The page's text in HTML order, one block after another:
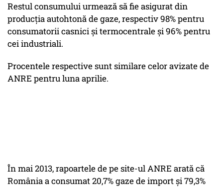
Restul consumului urmează să fie asigurat din
producția autohtonă de gaze, respectiv 98% pentru
consumatorii casnici și termocentrale și 96% pentru
cei industriali.
Procentele respective sunt similare celor avizate de
ANRE pentru luna aprilie.
În mai 2013, rapoartele de pe site-ul ANRE arată că
România a consumat 20,7% gaze de import și 79,3%